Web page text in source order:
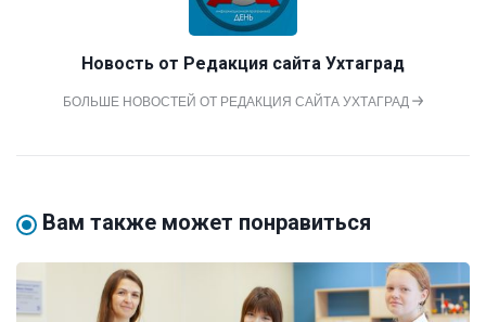
Новость от Редакция сайта Ухтаград
БОЛЬШЕ НОВОСТЕЙ ОТ РЕДАКЦИЯ САЙТА УХТАГРАД
Вам также может понравиться